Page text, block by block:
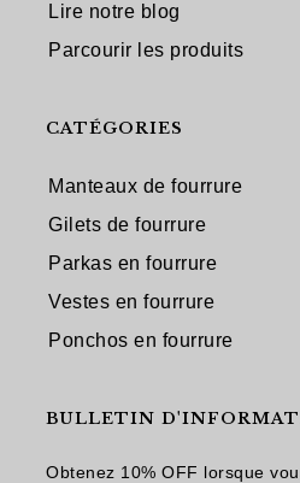
Lire notre blog
Parcourir les produits
CATÉGORIES
Manteaux de fourrure
Gilets de fourrure
Parkas en fourrure
Vestes en fourrure
Ponchos en fourrure
BULLETIN
Obtenez 10% OFF lorsque